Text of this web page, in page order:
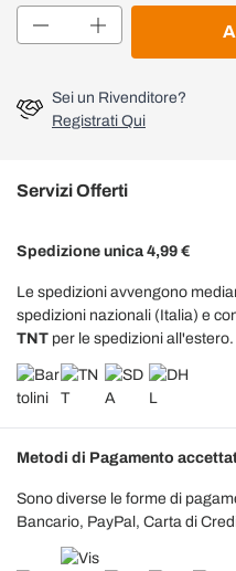
Sei un Rivenditore?
Registrati Qui
Servizi Offerti
Spedizione unica 4,99 €
Le spedizioni avvengono
spedizioni nazionali (Italia) e
TNT per le spedizioni all'estero.
Metodi di Pagamento
Sono diverse le forme di
Bancario, PayPal, Carta di